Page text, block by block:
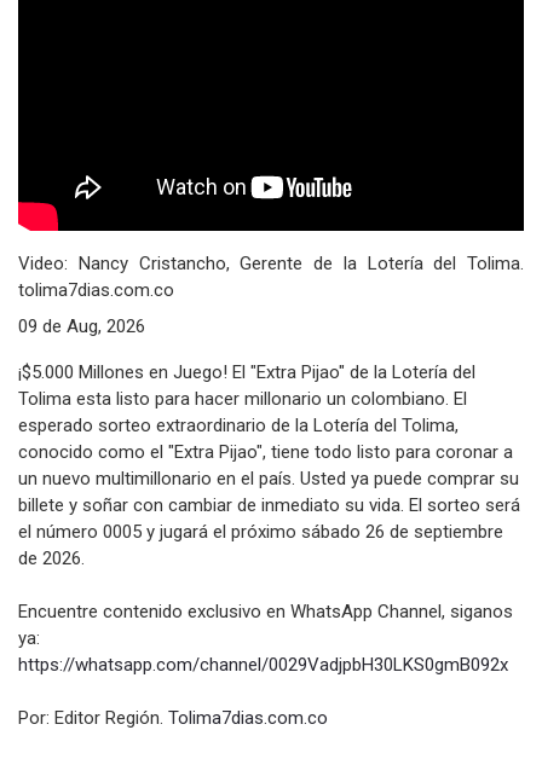
Video: Nancy Cristancho, Gerente de la Lotería del Tolima.
tolima7dias.com.co
09 de Aug, 2026
¡$5.000 Millones en Juego! El "Extra Pijao" de la Lotería del
Tolima esta listo para hacer millonario un colombiano. El
esperado sorteo extraordinario de la Lotería del Tolima,
conocido como el "Extra Pijao", tiene todo listo para coronar a
un nuevo multimillonario en el país. Usted ya puede comprar su
billete y soñar con cambiar de inmediato su vida. El sorteo será
el número 0005 y jugará el próximo sábado 26 de septiembre
de 2026.
Encuentre contenido exclusivo en WhatsApp Channel, siganos
ya:
https://whatsapp.com/channel/0029VadjpbH30LKS0gmB092x
Por: Editor Región. Tolima7dias.com.co